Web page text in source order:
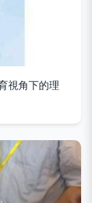
視角下的理